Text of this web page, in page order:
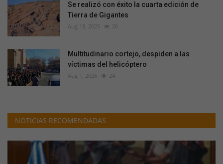
Se realizó con éxito la cuarta edición de
Tierra de Gigantes
Aug 18, 2025 26
Multitudinario cortejo, despiden a las
víctimas del helicóptero
Aug 1, 2026 24
NOTICIAS RECOMENDADAS